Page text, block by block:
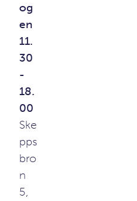
og
en
11.
30
-
18.
00
Ske
pps
bro
n
5,